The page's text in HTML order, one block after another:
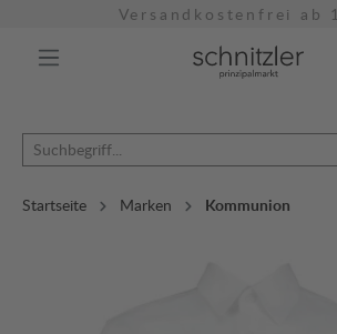
Versandkostenfrei ab
Startseite Marken Kommunion